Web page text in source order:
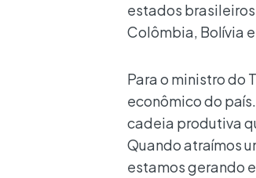
estados
Colômbia, Bolívia
Para o ministro do
econômico do
cadeia produtiva
Quando atraímos
estamos gerando